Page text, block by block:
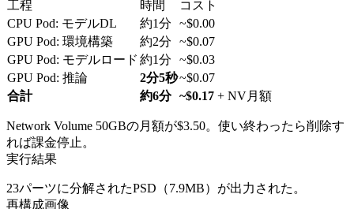
工程
時間
コスト
CPU Pod: モデルDL
約1分
~$0.00
GPU Pod: 環境構築
約2分
~$0.07
GPU Pod: モデルロード 約1分
~$0.03
GPU Pod: 推論
2分5秒~$0.07
合計
約6分 ~$0.17 + NV月額
Network Volume 50GBの月額が$3.50。使い終わったら削除す
れば課金停止。
実行結果
23パーツに分解されたPSD（7.9MB）が出力された。
再構成画像